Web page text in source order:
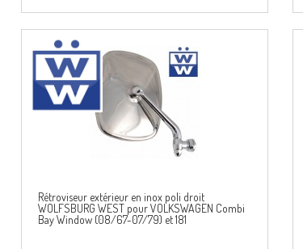
Rétroviseur extérieur en inox poli droit
WOLFSBURG WEST pour VOLKSWAGEN Combi
Bay Window (08/67-07/79) et 181